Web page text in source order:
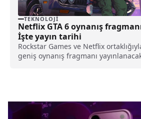
TEKNOLOJI
Netflix GTA 6 oynanış
İşte yayın tarihi
Rockstar Games ve Netflix
geniş oynanış fragmanı